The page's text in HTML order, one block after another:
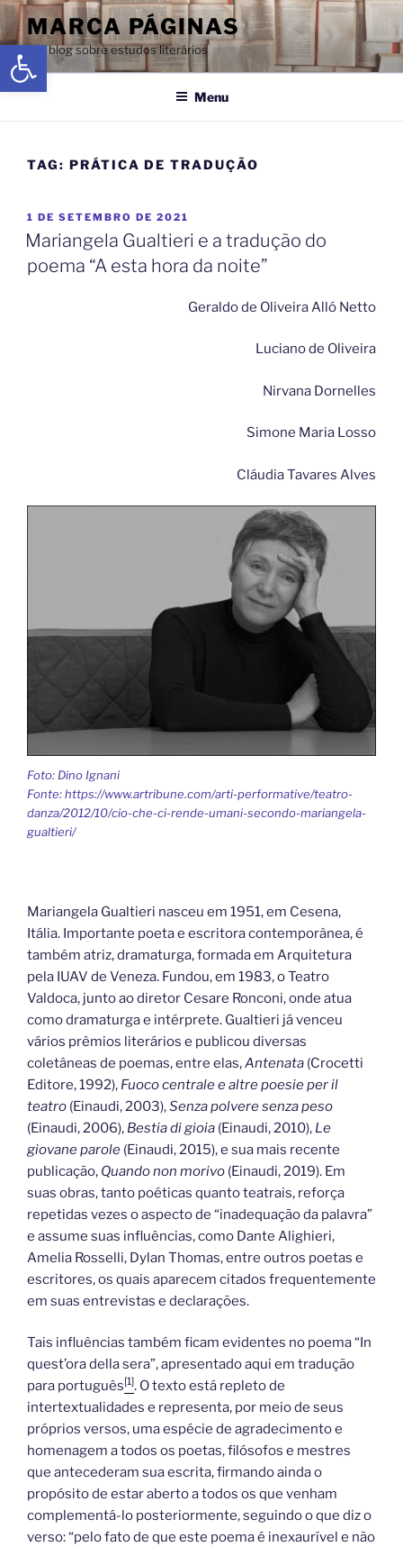
Abrir a barra de ferramentas
MARCA PÁGINAS
Um blog sobre estudos literários
Menu
TAG: PRÁTICA DE TRADUÇÃO
1 DE SETEMBRO DE 2021
Mariangela Gualtieri e a tradução do
poema “A esta hora da noite”
Geraldo de Oliveira Alló Netto
Luciano de Oliveira
Nirvana Dornelles
Simone Maria Losso
Cláudia Tavares Alves
Foto: Dino Ignani
Fonte: https://www.artribune.com/arti-performative/teatro-
danza/2012/10/cio-che-ci-rende-umani-secondo-mariangela-
gualtieri/
Mariangela Gualtieri nasceu em 1951, em Cesena,
Itália. Importante poeta e escritora contemporânea, é
também atriz, dramaturga, formada em Arquitetura
pela IUAV de Veneza. Fundou, em 1983, o Teatro
Valdoca, junto ao diretor Cesare Ronconi, onde atua
como dramaturga e intérprete. Gualtieri já venceu
vários prêmios literários e publicou diversas
coletâneas de poemas, entre elas,Antenata (Crocetti
Editore, 1992), Fuoco centrale e altre poesie per il
teatro (Einaudi, 2003),Senza polvere senza peso
(Einaudi, 2006), Bestia di gioia (Einaudi, 2010), Le
giovane parole (Einaudi, 2015), e sua mais recente
publicação, Quando non morivo (Einaudi, 2019). Em
suas obras, tanto poéticas quanto teatrais, reforça
repetidas vezes o aspecto de “inadequação da palavra”
e assume suas influências, como Dante Alighieri,
Amelia Rosselli, Dylan Thomas, entre outros poetas e
escritores, os quais aparecem citados frequentemente
em suas entrevistas e declarações.
Tais influências também ficam evidentes no poema “In
quest’ora della sera”, apresentado aqui em tradução
para português[1]. O texto está repleto de
intertextualidades e representa, por meio de seus
próprios versos, uma espécie de agradecimento e
homenagem a todos os poetas, filósofos e mestres
que antecederam sua escrita, firmando ainda o
propósito de estar aberto a todos os que venham
complementá-lo posteriormente, seguindo o que diz o
verso: “pelo fato de que este poema é inexaurível e não